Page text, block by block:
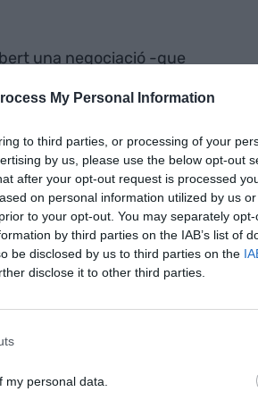
My Personal Information
to third parties, or processing of your
by us, please use the below opt-out
after your opt-out request is processed
on personal information utilized by us
to your opt-out. You may separately
by third parties on the IAB’s list of
be disclosed by us to third parties on the
disclose it to other third parties.
personal data.
una negociació -que
que se sàpiga, al voltant
s'ha manifestat en
mur continua en fase de
deteriorats. En
la reacció furibunda i
no sabem a canvi de què es
giren al voltant del
Donald Trump i els
trobar.